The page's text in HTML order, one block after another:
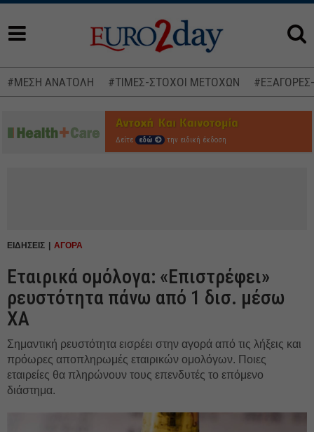
#ΜΕΣΗ ΑΝΑΤΟΛΗ #ΤΙΜΕΣ-ΣΤΟΧΟΙ ΜΕΤΟΧΩΝ
Δείτε εδώ την ειδική έκδοση
ΕΙΔΗΣΕΙΣ ΑΓΟΡΑ
Εταιρικά ομόλογα: «Επιστρέφει»
ρευστότητα πάνω από 1 δισ. μέσω
ΧΑ
Σημαντική ρευστότητα εισρέει στην αγορά από τις λήξεις και
πρόωρες αποπληρωμές εταιρικών ομολόγων. Ποιες
εταιρείες θα πληρώνουν τους επενδυτές το επόμενο
διάστημα.